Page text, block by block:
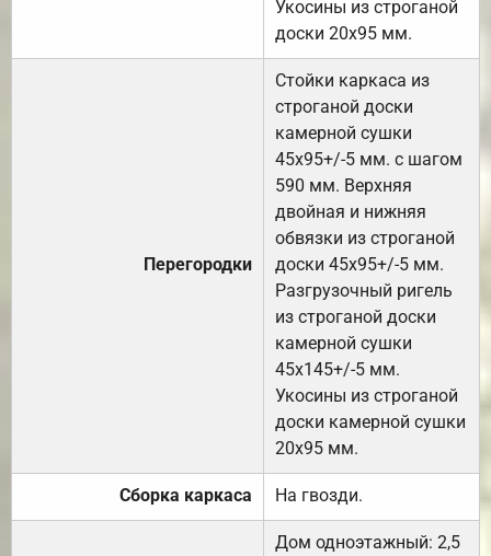
Укосины из строганой
доски 20х95 мм.
Перегородки
Стойки каркаса из
строганой доски
камерной сушки
45х95+/-5 мм. с шагом
590 мм. Верхняя
двойная и нижняя
обвязки из строганой
доски 45х95+/-5 мм.
Разгрузочный ригель
из строганой доски
камерной сушки
45х145+/-5 мм.
Укосины из строганой
доски камерной сушки
20х95 мм.
Сборка каркаса На гвозди.
Дом одноэтажный: 2,5